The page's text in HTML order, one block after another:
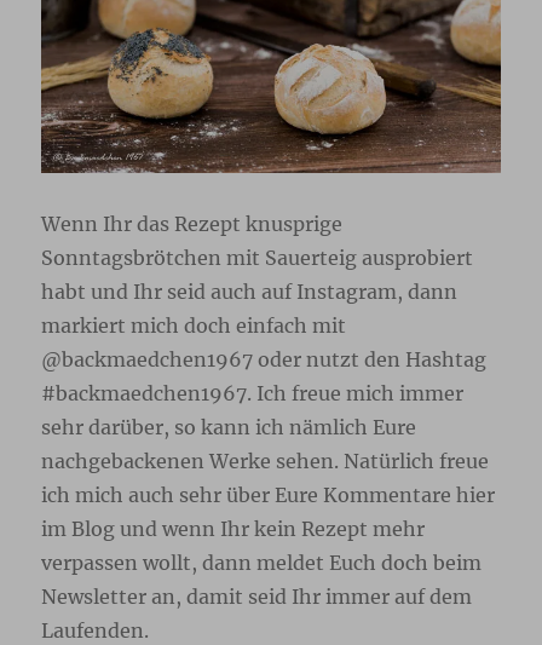
Wenn Ihr das Rezept knusprige
Sonntagsbrötchen mit Sauerteig ausprobiert
habt und Ihr seid auch auf Instagram, dann
markiert mich doch einfach mit
@backmaedchen1967 oder nutzt den Hashtag
#backmaedchen1967. Ich freue mich immer
sehr darüber, so kann ich nämlich Eure
nachgebackenen Werke sehen. Natürlich freue
ich mich auch sehr über Eure Kommentare hier
im Blog und wenn Ihr kein Rezept mehr
verpassen wollt, dann meldet Euch doch beim
Newsletter an, damit seid Ihr immer auf dem
Laufenden.